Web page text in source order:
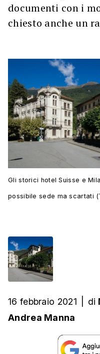
documenti con i
chiesto anche un
Gli storici hotel Suisse e
possibile sede ma scartati
16 febbraio 2021 di
Andrea Manna